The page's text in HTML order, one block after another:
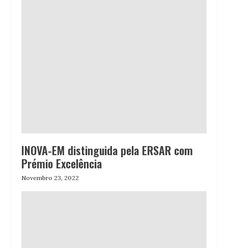
INOVA-EM distinguida pela ERSAR com
Prémio Excelência
Novembro 23, 2022